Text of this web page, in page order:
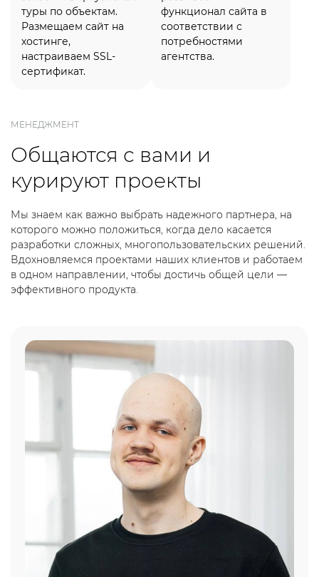
туры по объектам.
Размещаем сайт на
хостинге,
настраиваем SSL-
сертификат.
функционал сайта в
соответствии с
потребностями
агентства.
МЕНЕДЖМЕНТ
Общаются с вами и
курируют проекты
Мы знаем как важно выбрать надежного партнера, на
которого можно положиться, когда дело касается
разработки сложных, многопользовательских решений.
Вдохновляемся проектами наших клиентов и работаем
в одном направлении, чтобы достичь общей цели —
эффективного продукта.